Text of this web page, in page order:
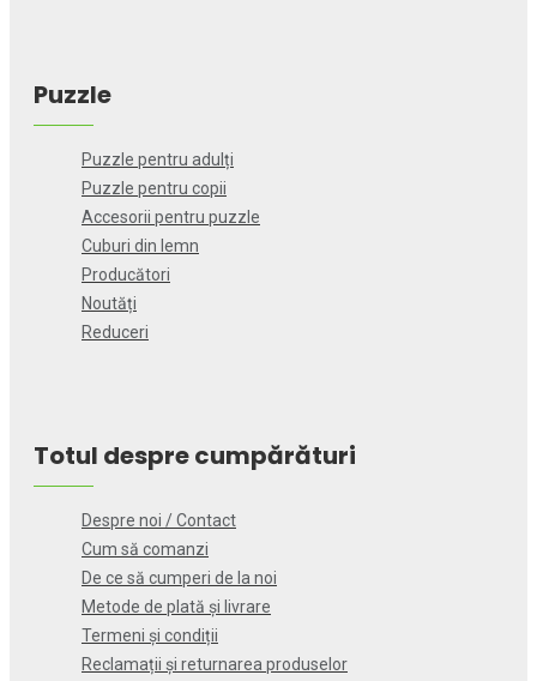
Puzzle
Puzzle pentru adulți
Puzzle pentru copii
Accesorii pentru puzzle
Cuburi din lemn
Producători
Noutăți
Reduceri
Totul despre cumpărături
Despre noi / Contact
Cum să comanzi
De ce să cumperi de la noi
Metode de plată și livrare
Termeni și condiții
Reclamații și returnarea produselor